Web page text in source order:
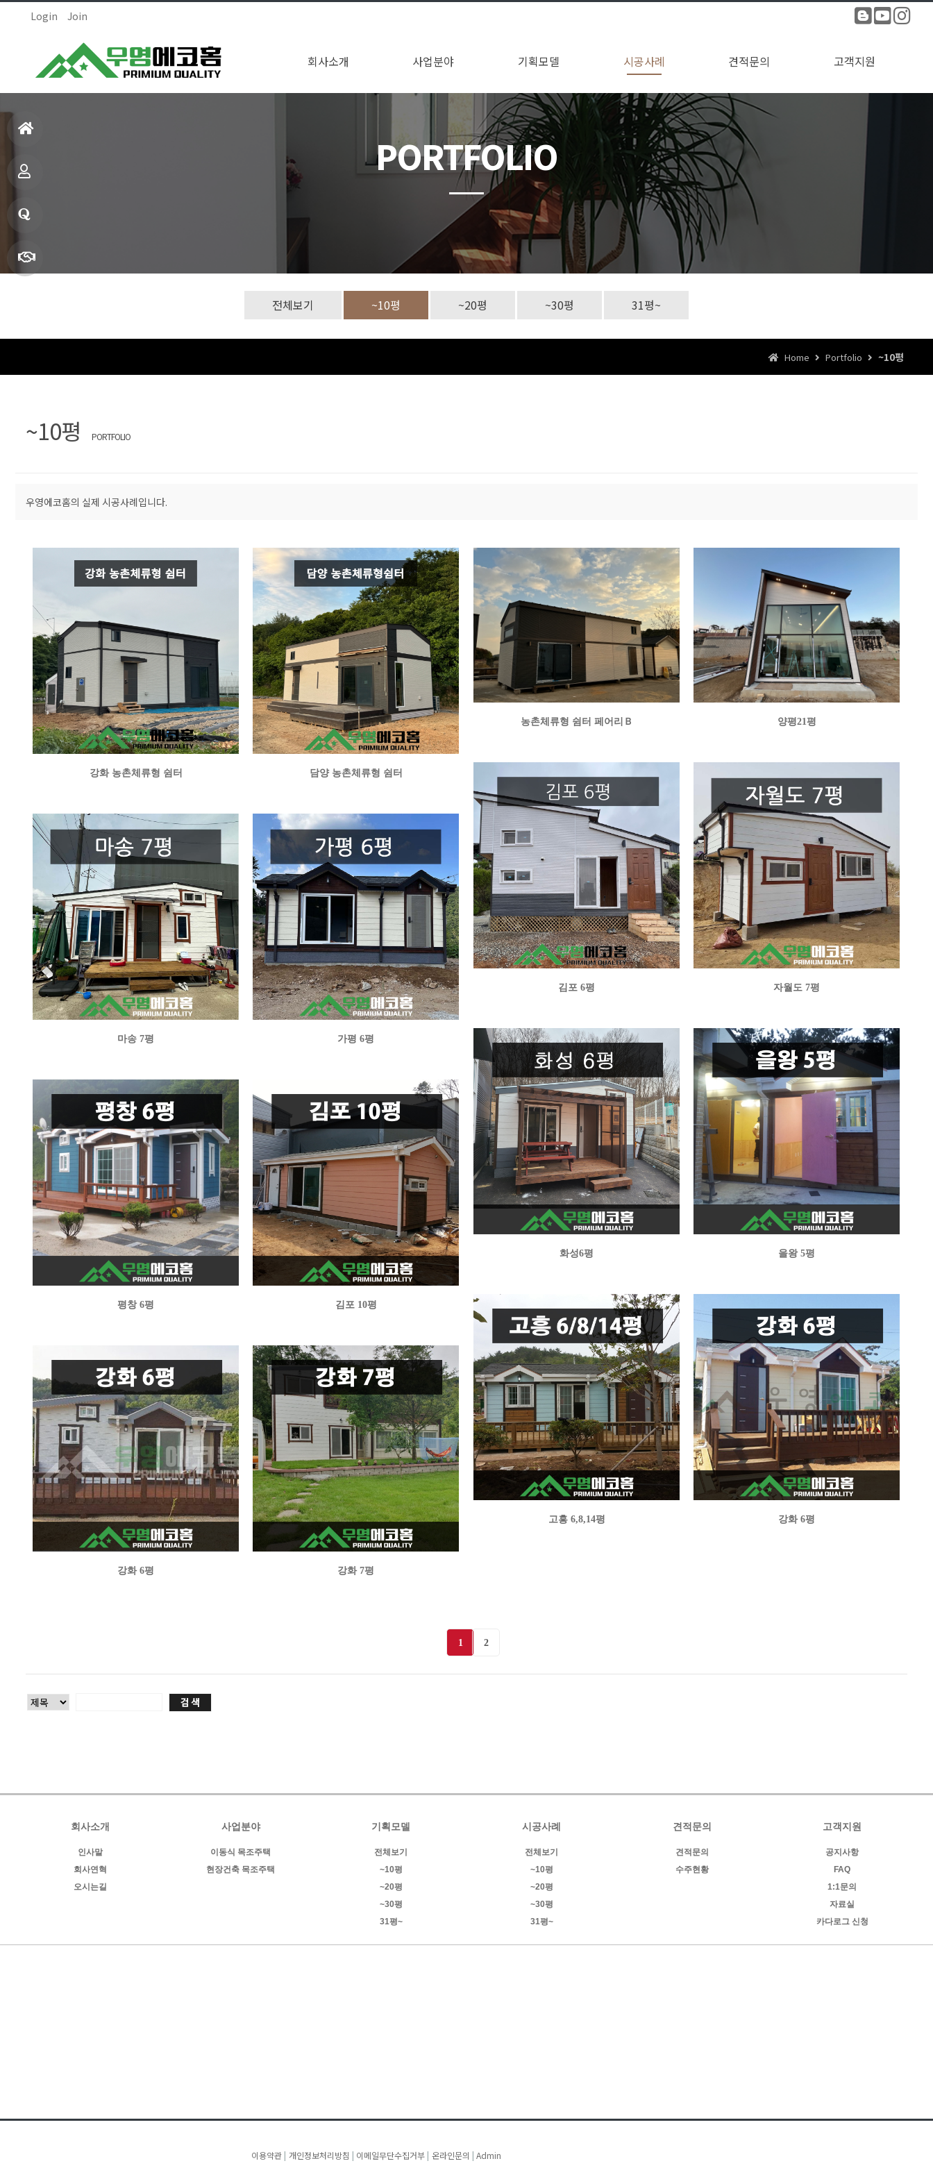
홈
제
소
1:1
Login Join
회사소개 사업분야
이동식 목조주택
현장건축 목조주택
기획모델
전체보기
~10평
~20평
~30평
31평~
시공사례
전체보기
~10평
~20평
~30평
31평~
견적문의
견적문의
수주현황
고객지원
PORTFOLIO
전체보기 ~10평 ~20평 ~30평 31평~
Home Portfolio ~10평
~10평 PORTFOLIO
우영에코홈의 실제 시공사례입니다.
강화 농촌체류형 쉼터 담양 농촌체류형 쉼터
농촌체류형 쉼터 페어리Ｂ 양평21평
김포 6평 자월도 7평
마송 7평 가평 6평
화성6평 을왕 5평
평창 6평 김포 10평
고흥 6,8,14평 강화 6평
강화 6평 강화 7평
1 2
회사소개
인사말
회사연혁
오시는길
사업분야
이동식 목조주택
현장건축 목조주택
기획모델
전체보기
~10평
~20평
~30평
31평~
시공사례
전체보기
~10평
~20평
~30평
31평~
견적문의
견적문의
수주현황
고객지원
공지사항
FAQ
1:1문의
자료실
카다로그 신청
이용약관 | 개인정보처리방침 | 이메일무단수집거부 | 온라인문의 | Admin